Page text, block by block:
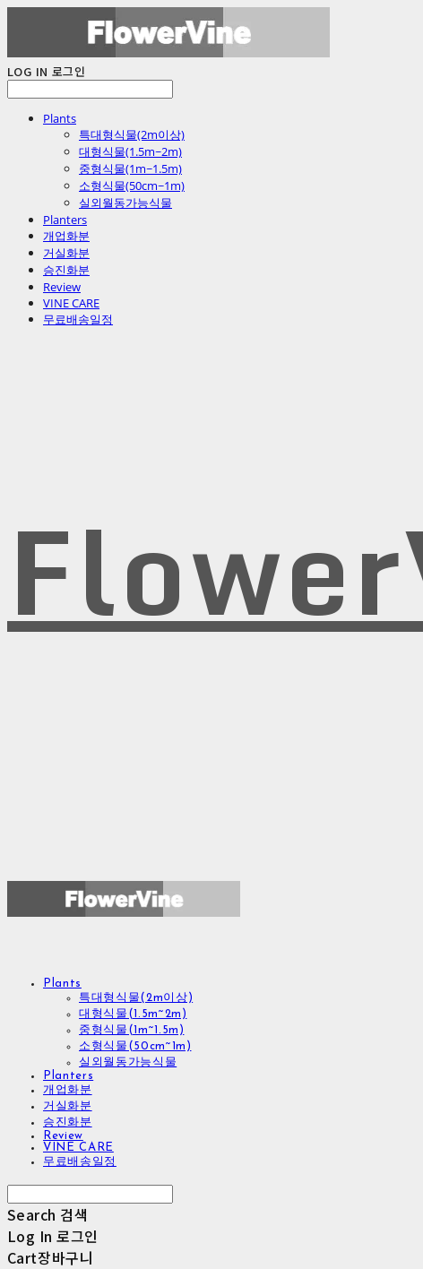
LOG IN 로그인
Plants
특대형식물(2m이상)
대형식물(1.5m~2m)
중형식물(1m~1.5m)
소형식물(50cm~1m)
실외월동가능식물
Planters
개업화분
거실화분
승진화분
Review
VINE CARE
무료배송일정
Plants
특대형식물(2m이상)
대형식물(1.5m~2m)
중형식물(1m~1.5m)
소형식물(50cm~1m)
실외월동가능식물
Planters
개업화분
거실화분
승진화분
Review
VINE CARE
무료배송일정
Search 검색
Log In 로그인
Cart장바구니